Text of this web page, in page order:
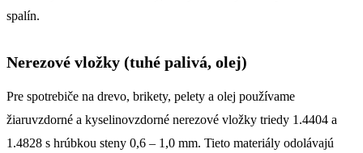
spalín.
Nerezové vložky (tuhé palivá, olej)
Pre spotrebiče na drevo, brikety, pelety a olej používame
žiaruvzdorné a kyselinovzdorné nerezové vložky triedy 1.4404 a
1.4828 s hrúbkou steny 0,6 – 1,0 mm. Tieto materiály odolávajú